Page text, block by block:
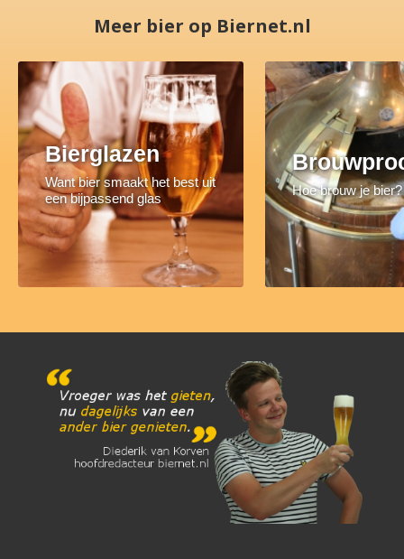
Meer bier op Biernet.nl
Bierglazen
Want bier smaakt het best uit
een bijpassend glas
Hoe brouw je bier?